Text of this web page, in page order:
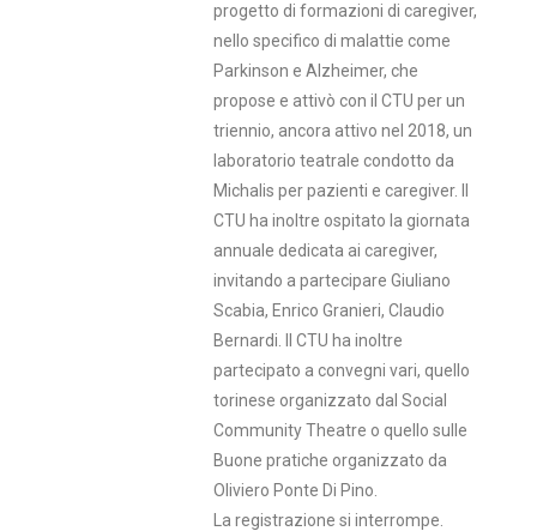
progetto di formazioni di caregiver,
nello specifico di malattie come
Parkinson e Alzheimer, che
propose e attivò con il CTU per un
triennio, ancora attivo nel 2018, un
laboratorio teatrale condotto da
Michalis per pazienti e caregiver. Il
CTU ha inoltre ospitato la giornata
annuale dedicata ai caregiver,
invitando a partecipare Giuliano
Scabia, Enrico Granieri, Claudio
Bernardi. Il CTU ha inoltre
partecipato a convegni vari, quello
torinese organizzato dal Social
Community Theatre o quello sulle
Buone pratiche organizzato da
Oliviero Ponte Di Pino.
La registrazione si interrompe.